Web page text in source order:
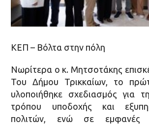
ΚΕΠ – Βόλτα στην πόλη
Νωρίτερα ο κ. Μητσοτάκης
Του Δήμου Τρικκαίων, το
υλοποιήθηκε σχεδιασμός για
τρόπου υποδοχής και
πολιτών, ενώ σε εμφανές